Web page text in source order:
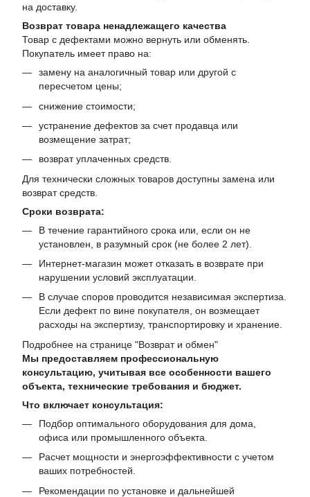
на доставку.
Возврат товара ненадлежащего качества
Товар с дефектами можно вернуть или обменять.
Покупатель имеет право на:
замену на аналогичный товар или другой с
пересчетом цены;
снижение стоимости;
устранение дефектов за счет продавца или
возмещение затрат;
возврат уплаченных средств.
Для технически сложных товаров доступны замена или
возврат средств.
Сроки возврата:
В течение гарантийного срока или, если он не
установлен, в разумный срок (не более 2 лет).
Интернет-магазин может отказать в возврате при
нарушении условий эксплуатации.
В случае споров проводится независимая экспертиза.
Если дефект по вине покупателя, он возмещает
расходы на экспертизу, транспортировку и хранение.
Подробнее на странице "Возврат и обмен"
Мы предоставляем профессиональную
консультацию, учитывая все особенности вашего
объекта, технические требования и бюджет.
Что включает консультация:
Подбор оптимального оборудования для дома,
офиса или промышленного объекта.
Расчет мощности и энергоэффективности с учетом
ваших потребностей.
Рекомендации по установке и дальнейшей